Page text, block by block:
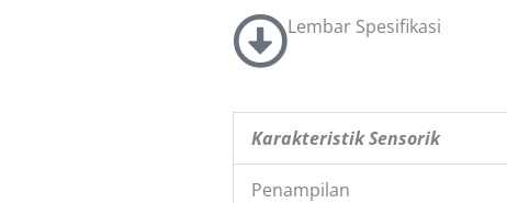
Lembar Spesifikasi
Karakteristik Sensorik
Penampilan